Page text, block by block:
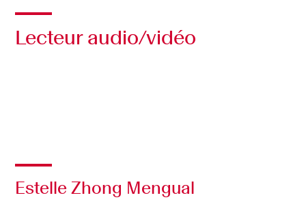
Lecteur audio/vidéo
Estelle Zhong Mengual